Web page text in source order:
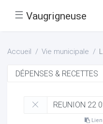
☰ Vaugrigneuse
Accueil Vie municipale
Lien